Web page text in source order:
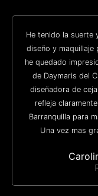
He tenido la suerte
diseño y maquillaje
he quedado
de Daymaris del
diseñadora de
refleja
Barranquilla para
Una vez mas